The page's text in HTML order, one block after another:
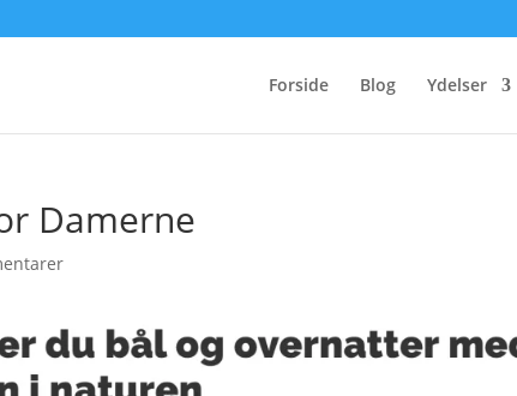
Forside Blog Ydelser
Damerne